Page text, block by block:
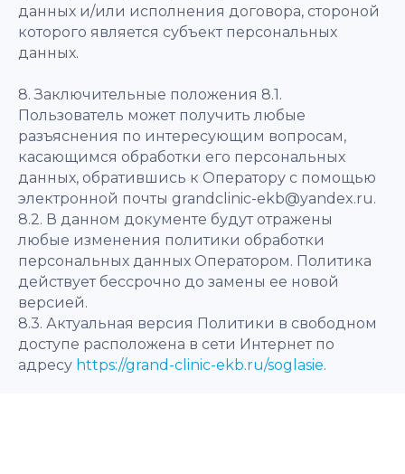
данных и/или исполнения договора, стороной
которого является субъект персональных
данных.
8. Заключительные положения 8.1.
Пользователь может получить любые
разъяснения по интересующим вопросам,
касающимся обработки его персональных
данных, обратившись к Оператору с помощью
электронной почты grandclinic-ekb@yandex.ru.
8.2. В данном документе будут отражены
любые изменения политики обработки
персональных данных Оператором. Политика
действует бессрочно до замены ее новой
версией.
8.3. Актуальная версия Политики в свободном
доступе расположена в сети Интернет по
адресу https://grand-clinic-ekb.ru/soglasie.